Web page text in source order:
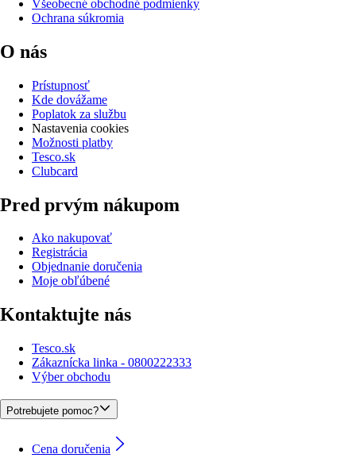
Všeobecné obchodné podmienky
Ochrana súkromia
O nás
Prístupnosť
Kde dovážame
Poplatok za službu
Nastavenia cookies
Možnosti platby
Tesco.sk
Clubcard
Pred prvým nákupom
Ako nakupovať
Registrácia
Objednanie doručenia
Moje obľúbené
Kontaktujte nás
Tesco.sk
Zákaznícka linka - 0800222333
Výber obchodu
Potrebujete pomoc?
Cena doručenia